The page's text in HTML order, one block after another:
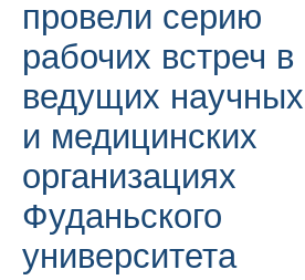
провели серию
рабочих встреч в
ведущих научных
и медицинских
организациях
Фуданьского
университета